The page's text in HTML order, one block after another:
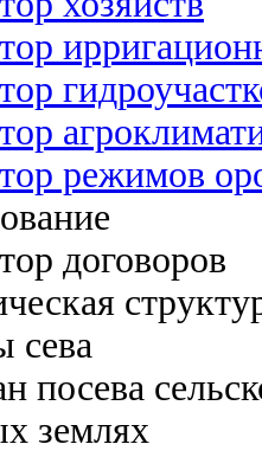
режимов
договоров
сева
посева
землях